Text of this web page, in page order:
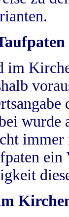
im
wurde